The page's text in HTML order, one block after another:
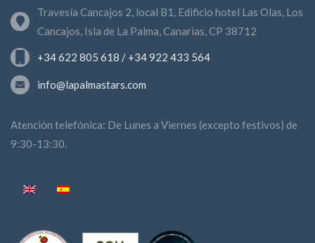
Travesía Cancajos 2, local B1, Edificio hotel Las Olas, Los
Cancajos, Isla de La Palma, Canarias, CP 38712
+34 622 805 618 / +34 922 433 564
info@lapalmastars.com
Atención telefónica: De Lunes a Viernes (excepto festivos) de
9:30-13:30.